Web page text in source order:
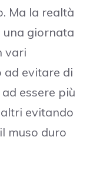
Ma la realtà
giornata
vari
ad evitare di
essere più
evitando
muso duro